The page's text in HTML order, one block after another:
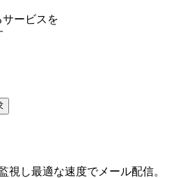
ービスを
視し最適な速度でメール配信。